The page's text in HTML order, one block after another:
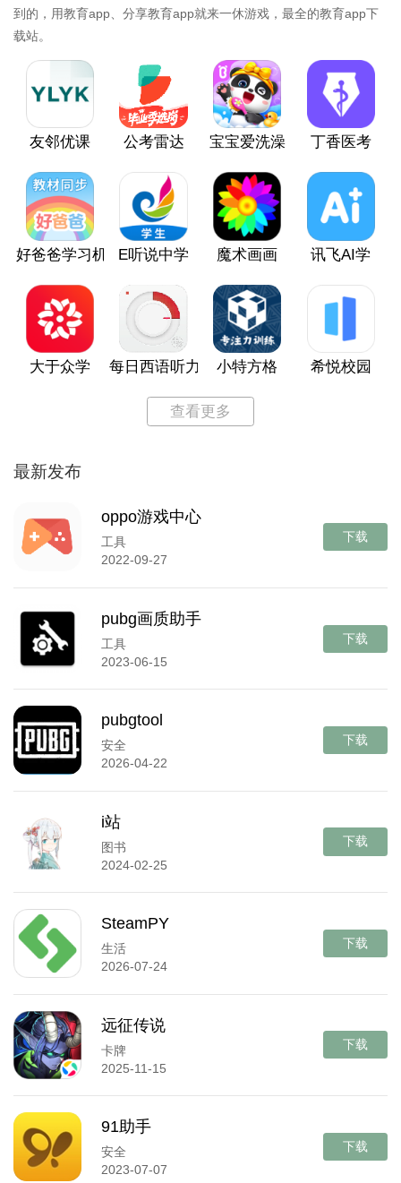
到的，用教育app、分享教育app就来一休游戏，最全的教育app下
载站。
友邻优课 公考雷达 宝宝爱洗澡 丁香医考
好爸爸学习机 E听说中学 魔术画画 讯飞AI学
大于众学 每日西语听力 小特方格 希悦校园
查看更多
最新发布
oppo游戏中心
工具
2022-09-27
下载
pubg画质助手
工具
2023-06-15
下载
pubgtool
安全
2026-04-22
下载
i站
图书
2024-02-25
下载
SteamPY
生活
2026-07-24
下载
远征传说
卡牌
2025-11-15
下载
91助手
安全
2023-07-07
下载